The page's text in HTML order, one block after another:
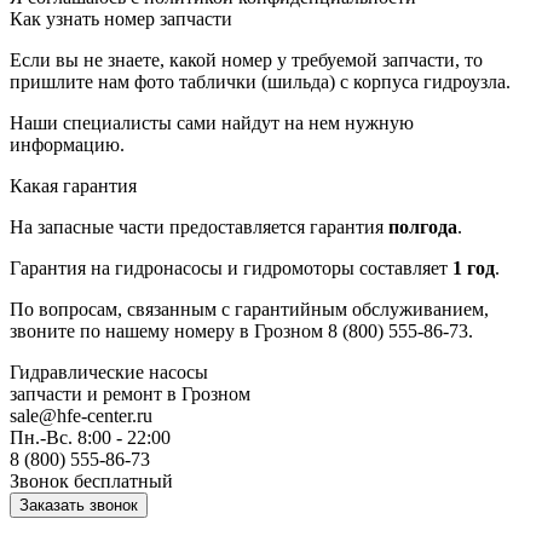
Как узнать номер запчасти
Если вы не знаете, какой номер у требуемой запчасти, то
пришлите нам фото таблички (шильда) с корпуса гидроузла.
Наши специалисты сами найдут на нем нужную
информацию.
Какая гарантия
На запасные части предоставляется гарантия полгода.
Гарантия на гидронасосы и гидромоторы составляет 1 год.
По вопросам, связанным с гарантийным обслуживанием,
звоните по нашему номеру в Грозном 8 (800) 555-86-73.
Гидравлические насосы
запчасти и ремонт в Грозном
sale@hfe-center.ru
Пн.-Вс. 8:00 - 22:00
8 (800) 555-86-73
Звонок бесплатный